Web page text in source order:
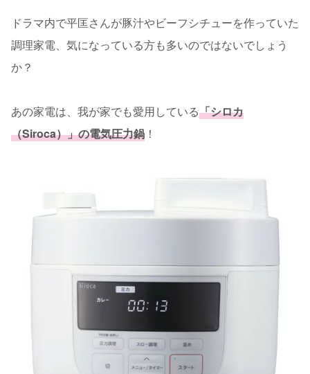
ドラマ内で平匡さんが豚汁やビーフシチューを作っていた
調理家電、気になっている方も多いのではないでしょう
か？
あの家電は、我が家でも愛用している「シロカ
（Siroca）」の電気圧力鍋 ！